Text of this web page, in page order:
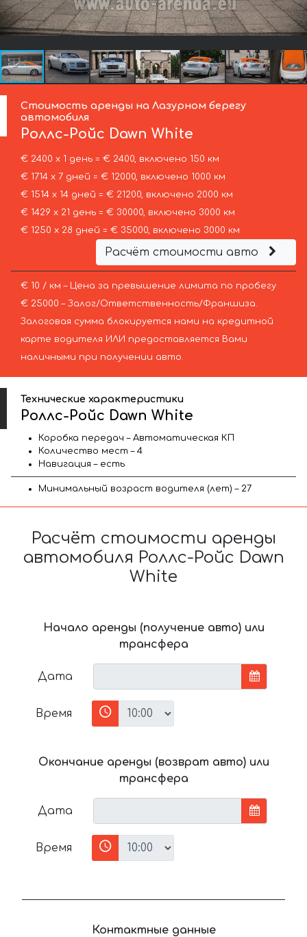
Стоимость аренды на Лазурном берегу
автомобиля
Роллс-Ройс Dawn White
€ 2400 х 1 день = € 2400, включено 150 км
€ 1714 х 7 дней = € 12000, включено 1000 км
€ 1514 х 14 дней = € 21200, включено 2000 км
€ 1429 х 21 день = € 30000, включено 3000 км
€ 1250 х 28 дней = € 35000, включено 3000 км
Расчёт стоимости авто
€ 10 / км – Цена за превышение лимита по пробегу
€ 25000 – Залог/Ответственность/Франшиза.
Залоговая сумма блокируется нами на кредитной
карте водителя ИЛИ предоставляется Вами
наличными при получении авто.
Технические характеристики
Роллс-Ройс Dawn White
Коробка передач – Автоматическая КП
Количество мест – 4
Навигация – есть
Минимальный возраст водителя (лет) – 27
Расчёт стоимости аренды
автомобиля Роллс-Ройс Dawn
White
Начало аренды (получение авто) или
трансфера
Дата
Время
Окончание аренды (возврат авто) или
трансфера
Дата
Время
Контактные данные